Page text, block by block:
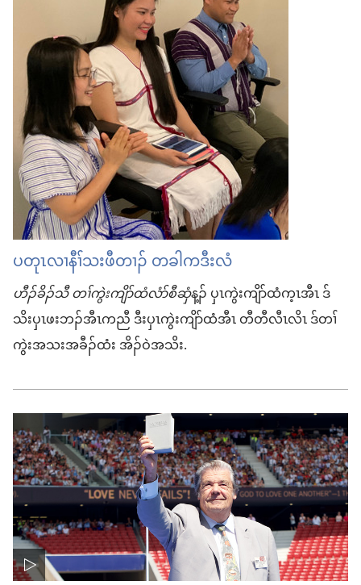
ပတုၤလၢနီၢ်သးဖီတၢၣ် တခါကဒီးလံ
ဟီၣ်ခိၣ်သီ တၢ်ကွဲးကျိာ်ထံလံာ်စီဆှံန့ၣ် ပှၤကွဲးကျိာ်ထံက့ၤအီၤ ဒ်
သိးပှၤဖးဘၣ်အီၤကညီ ဒီးပှၤကွဲးကျိာ်ထံအီၤ တီတီလီၤလိၤ ဒ်တၢ်
ကွဲးအသးအခီၣ်ထံး အိၣ်ဝဲအသိး.